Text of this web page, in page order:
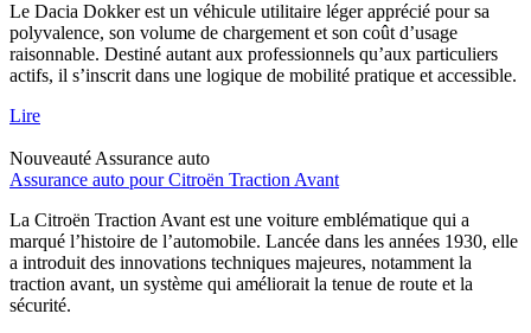
Le Dacia Dokker est un véhicule utilitaire léger apprécié pour sa
polyvalence, son volume de chargement et son coût d’usage
raisonnable. Destiné autant aux professionnels qu’aux particuliers
actifs, il s’inscrit dans une logique de mobilité pratique et accessible.
Lire
Nouveauté Assurance auto
Assurance auto pour Citroën Traction Avant
La Citroën Traction Avant est une voiture emblématique qui a
marqué l’histoire de l’automobile. Lancée dans les années 1930, elle
a introduit des innovations techniques majeures, notamment la
traction avant, un système qui améliorait la tenue de route et la
sécurité.